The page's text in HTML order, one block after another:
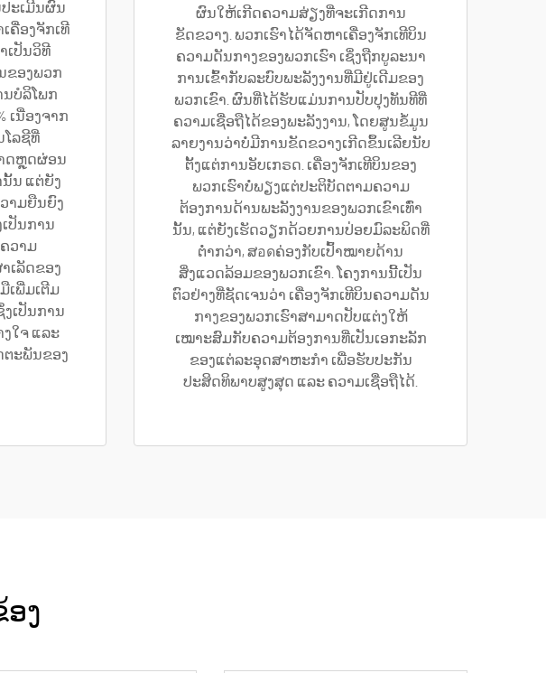
ະເມີນຜົນ
ຄື່ອງຈັກເທີ
ເປັນວິທີ
ຂອງພວກ
ບໍລິໂພກ
ເນື່ອງຈາກ
ໂລຊີທີ່
ດຫຼຸດຜ່ອນ
ນ ແຕ່ຍັງ
າມຍືນຍົງ
ເປັນການ
ວາມ
ເລັດຂອງ
ເພີ່ມເຕີມ
ງເປັນການ
ໃຈ ແລະ
ຕະພັນຂອງ
ຜົນໃຫ້ເກີດຄວາມສ່ຽງທີ່ຈະເກີດການ
ຂັດຂວາງ. ພວກເຮົາໄດ້ຈັດຫາເຄື່ອງຈັກເທີບິນ
ຄວາມດັນກາງຂອງພວກເຮົາ ເຊິ່ງຖືກບູລະນາ
ການເຂົ້າກັບລະບົບພະລັງງານທີ່ມີຢູ່ເດີມຂອງ
ພວກເຂົາ. ຜົນທີ່ໄດ້ຮັບແມ່ນການປັບປຸງທັນທີທີ່
ຄວາມເຊື່ອຖືໄດ້ຂອງພະລັງງານ, ໂດຍສູນຂໍ້ມູນ
ລາຍງານວ່າບໍ່ມີການຂັດຂວາງເກີດຂຶ້ນເລີຍນັບ
ຕັ້ງແຕ່ການອັບເກຣດ. ເຄື່ອງຈັກເທີບິນຂອງ
ພວກເຮົາບໍ່ພຽງແຕ່ປະຕິບັດຕາມຄວາມ
ຕ້ອງການດ້ານພະລັງງານຂອງພວກເຂົາເທົ່າ
ນັ້ນ, ແຕ່ຍັງເຮັດວຽກດ້ວຍການປ່ອຍມົລະພິດທີ່
ຕ່ຳກວ່າ, ສอดຄ່ອງກັບເປົ້າໝາຍດ້ານ
ສິ່ງແວດລ້ອມຂອງພວກເຂົາ. ໂຄງການນີ້ເປັນ
ຕົວຢ່າງທີ່ຊັດເຈນວ່າ ເຄື່ອງຈັກເທີບິນຄວາມດັນ
ກາງຂອງພວກເຮົາສາມາດປັບແຕ່ງໃຫ້
ເໝາະສົມກັບຄວາມຕ້ອງການທີ່ເປັນເອກະລັກ
ຂອງແຕ່ລະອຸດສາຫະກຳ ເພື່ອຮັບປະກັນ
ປະສິດທິພາບສູງສຸດ ແລະ ຄວາມເຊື່ອຖືໄດ້.
ງ